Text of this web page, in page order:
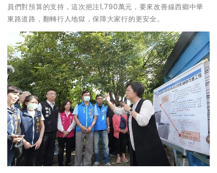
員們對預算的支持，這次挹注1,790萬元，要來改善線西鄉中華
東路道路，翻轉行人地獄，保障大家行的更安全。